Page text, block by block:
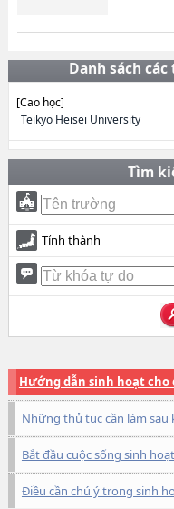
Danh sách
[Cao học]
Teikyo Heisei University
Tìm
Tỉnh thành
Hướng dẫn sinh hoạt cho
Những thủ tục cần làm sau
Bắt đầu cuộc sống sinh
Điều cần chú ý trong sinh